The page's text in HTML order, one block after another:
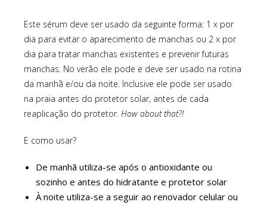
Este sérum deve ser usado da seguinte forma: 1 x por
dia para evitar o aparecimento de manchas ou 2 x por
dia para tratar manchas existentes e prevenir futuras
manchas. No verão ele pode e deve ser usado na rotina
da manhã e/ou da noite. Inclusive ele pode ser usado
na praia antes do protetor solar, antes de cada
reaplicação do protetor. How about that?!
E como usar?
De manhã utiliza-se após o antioxidante ou
sozinho e antes do hidratante e protetor solar
À noite utiliza-se a seguir ao renovador celular ou